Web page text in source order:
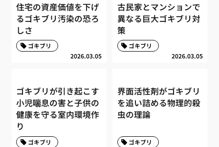
住宅の資産価値を下げ
るゴキブリ汚染の恐ろ
しさ
2026.03.05
ゴキブリ
古民家とマンションで
異なる巨大ゴキブリ対
策
2026.03.05
ゴキブリ
ゴキブリが引き起こす
小児喘息の害と子供の
健康を守る室内環境作
り
ゴキブリ
界面活性剤がゴキブリ
を追い詰める物理的殺
虫の理論
ゴキブリ